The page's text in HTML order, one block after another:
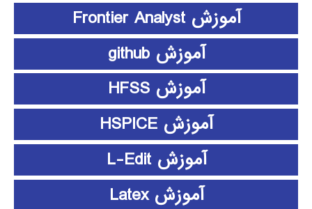
آموزش Frontier Analyst
آموزش github
آموزش HFSS
آموزش HSPICE
آموزش L-Edit
آموزش Latex